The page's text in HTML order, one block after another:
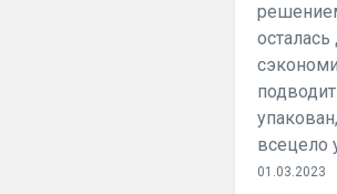
всецело
01.03.2023